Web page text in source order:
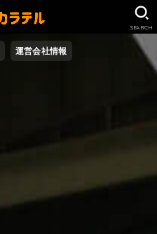
運営会社情報
SEARCH